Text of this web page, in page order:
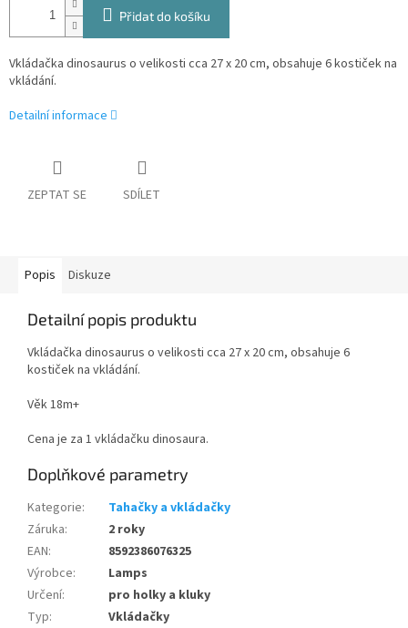
Přidat do košíku
Vkládačka dinosaurus o velikosti cca 27 x 20 cm, obsahuje 6 kostiček na
vkládání.
Detailní informace
ZEPTAT SE SDÍLET
Popis Diskuze
Detailní popis produktu
Vkládačka dinosaurus o velikosti cca 27 x 20 cm, obsahuje 6
kostiček na vkládání.
Věk 18m+
Cena je za 1 vkládačku dinosaura.
Doplňkové parametry
Kategorie:
Tahačky a vkládačky
Záruka:
2 roky
EAN:
8592386076325
Výrobce:
Lamps
Určení:
pro holky a kluky
Typ:
Vkládačky